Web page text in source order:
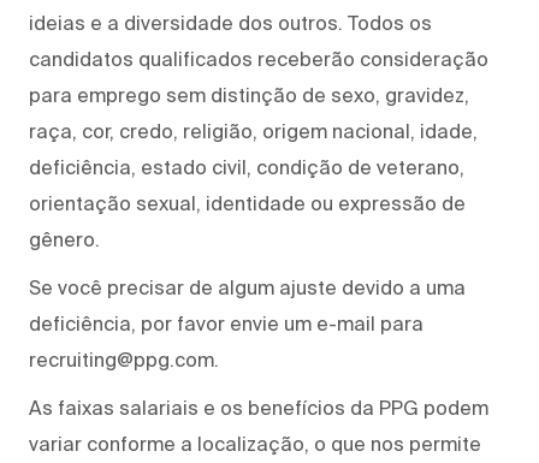
ideias e a diversidade dos outros. Todos os
candidatos qualificados receberão consideração
para emprego sem distinção de sexo, gravidez,
raça, cor, credo, religião, origem nacional, idade,
deficiência, estado civil, condição de veterano,
orientação sexual, identidade ou expressão de
gênero.
Se você precisar de algum ajuste devido a uma
deficiência, por favor envie um e-mail para
recruiting@ppg.com.
As faixas salariais e os benefícios da PPG podem
variar conforme a localização, o que nos permite